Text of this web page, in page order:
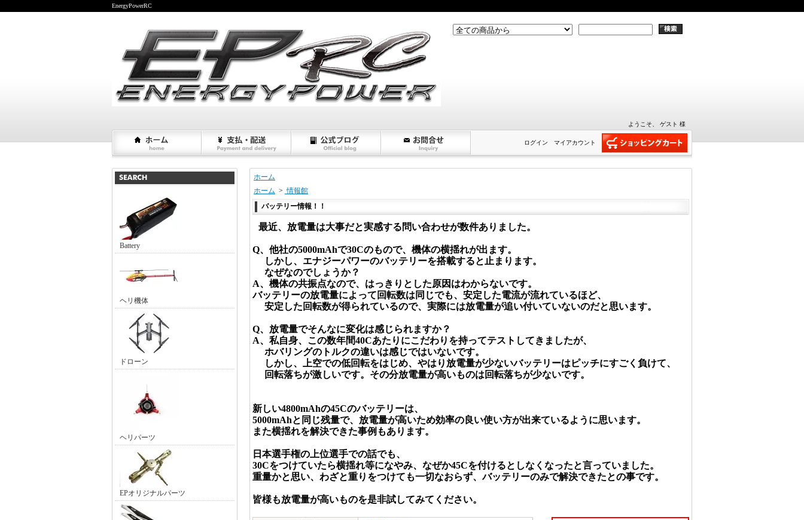
EnergyPowerRC
ようこそ、 ゲスト 様
マイアカウント
ログイン
Battery
ヘリ機体
ドローン
ヘリパーツ
EPオリジナルパーツ
ホーム
ホーム > 情報館
バッテリー情報！！
最近、放電量は大事だと実感する問い合わせが数件ありました。
Q、他社の5000mAhで30Cのもので、機体の横揺れが出ます。
しかし、エナジーパワーのバッテリーを搭載すると止まります。
なぜなのでしょうか？
A、機体の共振点なので、はっきりとした原因はわからないです。
バッテリーの放電量によって回転数は同じでも、安定した電流が流れているほど、
安定した回転数が得られているので、実際には放電量が追い付いていないのだと思います。
Q、放電量でそんなに変化は感じられますか？
A、私自身、この数年間40Cあたりにこだわりを持ってテストしてきましたが、
ホバリングのトルクの違いは感じではいないです。
しかし、上空での低回転をはじめ、やはり放電量が少ないバッテリーはピッチにすごく負けて、
回転落ちが激しいです。その分放電量が高いものは回転落ちが少ないです。
新しい4800mAhの45Cのバッテリーは、
5000mAhと同じ残量で、放電量が高いため効率の良い使い方が出来ているように思います。
また横揺れを解決できた事例もあります。
日本選手権の上位選手での話でも、
30Cをつけていたら横揺れ等になやみ、なぜか45Cを付けるとしなくなったと言っていました。
重量かと思い、わざと重りをつけても一切なおらず、バッテリーのみで解決できたとの事です。
皆様も放電量が高いものを是非試してみてください。